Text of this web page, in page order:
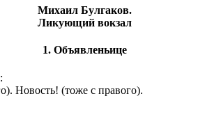
Михаил Булгаков.
Ликующий вокзал
1. Объявленьице
Новость! (тоже с правого).